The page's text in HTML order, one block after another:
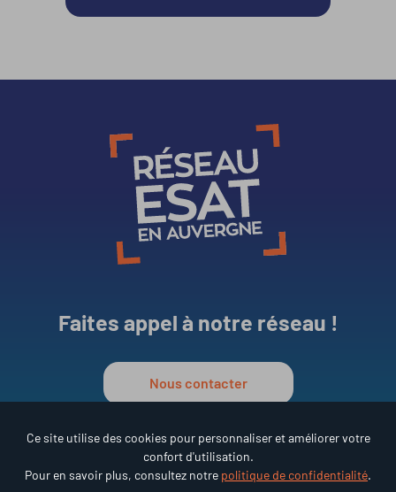
Faites appel à notre réseau !
Nous contacter
Réseau ESAT en Auvergne
Ce site utilise des cookies pour personnaliser et améliorer votre
confort d'utilisation.
Pour en savoir plus, consultez notre politique de confidentialité.